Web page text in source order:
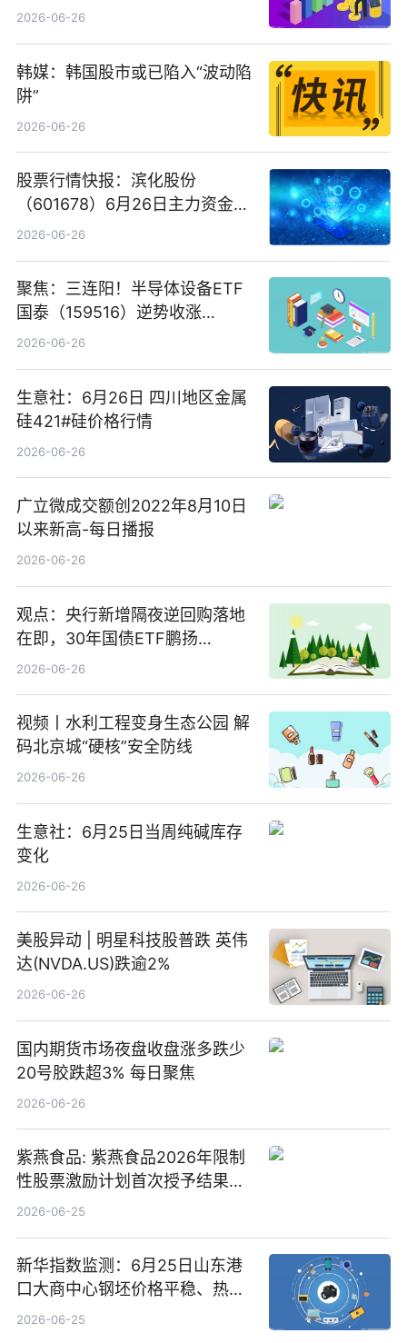
看
2026-06-26
韩媒：韩国股市或已陷入“波动陷
阱”
2026-06-26
股票行情快报：滨化股份
（601678）6月26日主力资金净
卖出5964.34万元
2026-06-26
聚焦：三连阳！半导体设备ETF
国泰（159516）逆势收涨
3.5%，近10日累计净流入超65
2026-06-26
生意社：6月26日 四川地区金属
硅421#硅价格行情
2026-06-26
广立微成交额创2022年8月10日
以来新高-每日播报
2026-06-26
观点：央行新增隔夜逆回购落地
在即，30年国债ETF鹏扬
(511090) 盘中小幅上涨
2026-06-26
视频丨水利工程变身生态公园 解
码北京城“硬核”安全防线
2026-06-26
生意社：6月25日当周纯碱库存
变化
2026-06-26
美股异动 | 明星科技股普跌 英伟
达(NVDA.US)跌逾2%
2026-06-26
国内期货市场夜盘收盘涨多跌少
20号胶跌超3% 每日聚焦
2026-06-26
紫燕食品: 紫燕食品2026年限制
性股票激励计划首次授予结果公
告-微资讯
2026-06-25
新华指数监测：6月25日山东港
口大商中心钢坯价格平稳、热轧
C料价格微幅下跌
2026-06-25